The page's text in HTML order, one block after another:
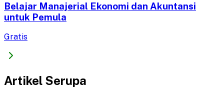
Belajar Manajerial Ekonomi dan Akuntansi
untuk Pemula
Gratis
Artikel Serupa